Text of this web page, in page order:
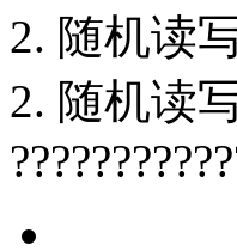
2. 随机读
2. 随机读